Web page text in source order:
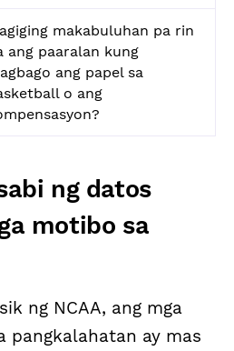
makabuluhan pa rin
ang paaralan kung
ang papel sa
o ang
ng datos
motibo sa
ng NCAA, ang mga
ay mas